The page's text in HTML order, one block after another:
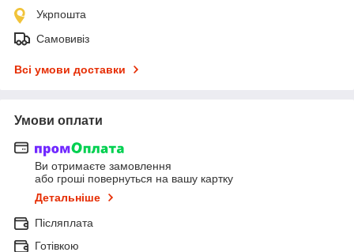
Укрпошта
Самовивіз
Всі умови доставки
Умови оплати
Ви отримаєте замовлення
або гроші повернуться на вашу картку
Детальніше
Післяплата
Готівкою